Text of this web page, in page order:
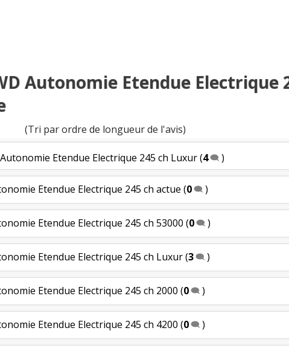
Autonomie Etendue Electrique
(Tri par ordre de longueur de l'avis)
Etendue Electrique 245 ch Luxur(4 )
Etendue Electrique 245 ch actue (0 )
Etendue Electrique 245 ch 53000 (0 )
Etendue Electrique 245 ch Luxur(3 )
Etendue Electrique 245 ch 2000 (0 )
Etendue Electrique 245 ch 4200 (0 )